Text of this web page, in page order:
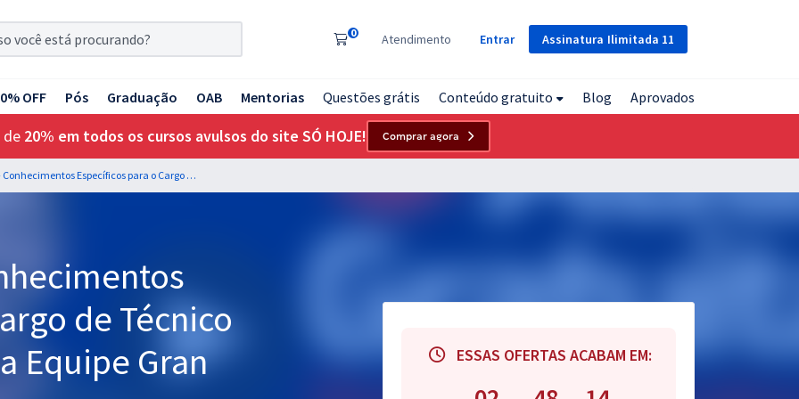
Assinatura Ilimitada 11
0 Atendimento Entrar
OFF Pós Graduação OAB Mentorias Questões grátis Conteúdo gratuito Blog Aprovados
de 20% em todos os cursos avulsos do site SÓ HOJE! Comprar agora
PBH Ativos S.A - Conhecimentos Específicos para o Cargo de Técnico Administrativo com a Equipe Gran
de Técnico
Equipe Gran
ESSAS OFERTAS ACABAM EM: